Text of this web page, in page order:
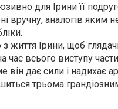
для Ірини її
вручну, аналогів
життя Ірини, щоб
час всього виступу
дає сили і надихає
трьома